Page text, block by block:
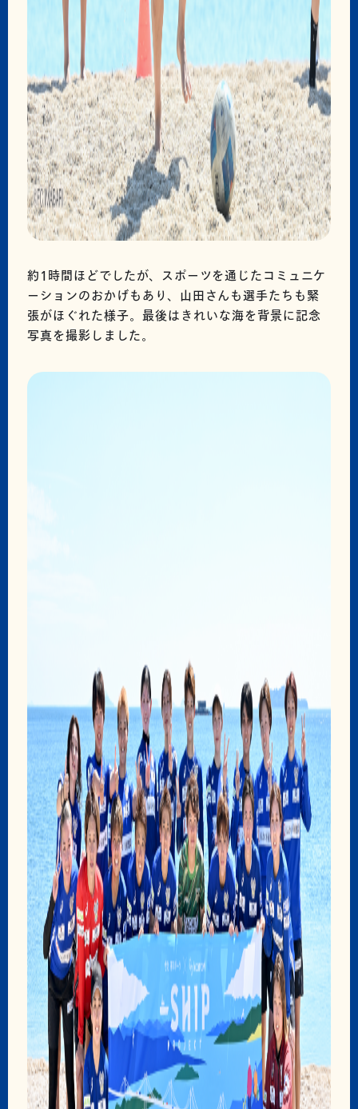
約1時間ほどでしたが、スポーツを通じたコミュニケ
ーションのおかげもあり、山田さんも選手たちも緊
張がほぐれた様子。最後はきれいな海を背景に記念
写真を撮影しました。